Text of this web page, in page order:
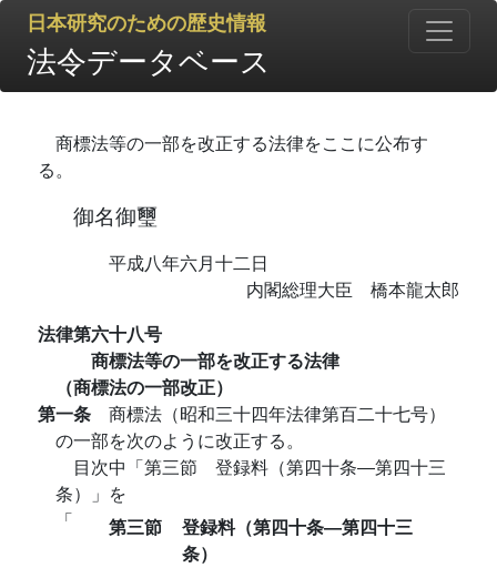
日本研究のための歴史情報
法令データベース
商標法等の一部を改正する法律をここに公布す
る。
御名御璽
平成八年六月十二日
内閣総理大臣 橋本龍太郎
法律第六十八号
商標法等の一部を改正する法律
（商標法の一部改正）
第一条 商標法（昭和三十四年法律第百二十七号）
の一部を次のように改正する。
目次中「第三節 登録料（第四十条―第四十三
条）」を
「
第三節
登録料（第四十条―第四十三
条）